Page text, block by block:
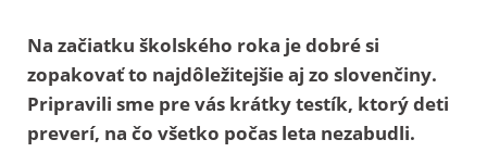
Na začiatku školského roka je dobré si
zopakovať to najdôležitejšie aj zo slovenčiny.
Pripravili sme pre vás krátky testík, ktorý deti
preverí, na čo všetko počas leta nezabudli.